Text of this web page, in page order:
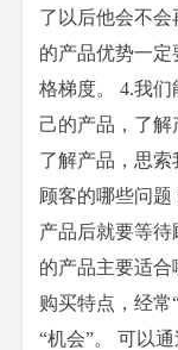
了以后他会不
的产品优势一
格梯度。 4.我
己的产品，了
了解产品，思
顾客的哪些问
产品后就要等待
的产品主要适
购买特点，经常
“机会”。 可以